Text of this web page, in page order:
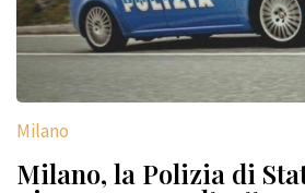
Milano
Milano, la Polizia di